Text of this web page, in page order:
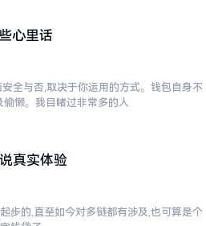
心里话
全与否,取决于你运用的方式。钱包自身不
懒。我目睹过非常多的人
真实体验
步的,直至如今对多链都有涉及,也可算是个